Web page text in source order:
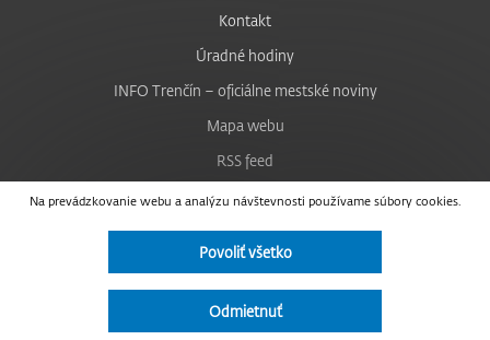
Na prevádzkovanie webu a analýzu návštevnosti používame súbory cookies.
Povoliť všetko
Odmietnuť
Kontakt
Úradné hodiny
INFO Trenčín – oficiálne mestské noviny
Mapa webu
RSS feed
Nastavenie cookies
Facebook
Instagram
Vyhlásenie o prístupnosti